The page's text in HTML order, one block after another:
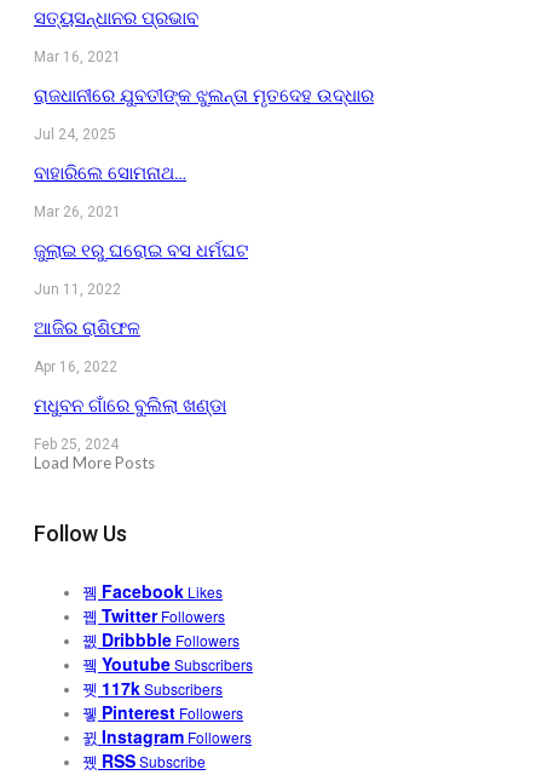
ସତ୍ୟସନ୍ଧାନର ପ୍ରଭାବ
Mar 16, 2021
ରାଜଧାନୀରେ ଯୁବତୀଙ୍କ ଝୁଲନ୍ତା ମୃତଦେହ ଉଦ୍ଧାର
Jul 24, 2025
ବାହାରିଲେ ସୋମନାଥ…
Mar 26, 2021
ଜୁଲାଇ ୧ରୁ ଘରୋଇ ବସ ଧର୍ମଘଟ
Jun 11, 2022
ଆଜିର ରାଶିଫଳ
Apr 16, 2022
ମଧୁବନ ଗାଁରେ ବୁଲିଲା ଖଣ୍ଡା
Feb 25, 2024
Load More Posts
Follow Us
Facebook Likes
Twitter Followers
Dribbble Followers
YoutubeSubscribers
117kSubscribers
Pinterest Followers
Instagram Followers
RSSSubscribe